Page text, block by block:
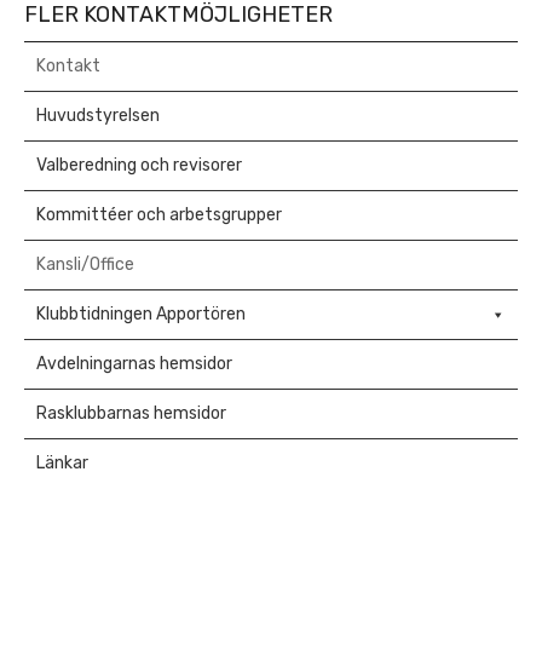
FLER KONTAKTMÖJLIGHETER
Kontakt
Huvudstyrelsen
Valberedning och revisorer
Kommittéer och arbetsgrupper
Kansli/Office
Klubbtidningen Apportören
Avdelningarnas hemsidor
Rasklubbarnas hemsidor
Länkar